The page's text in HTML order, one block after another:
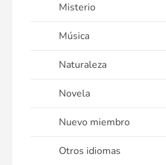
Misterio
Música
Naturaleza
Novela
Nuevo miembro
Otros idiomas